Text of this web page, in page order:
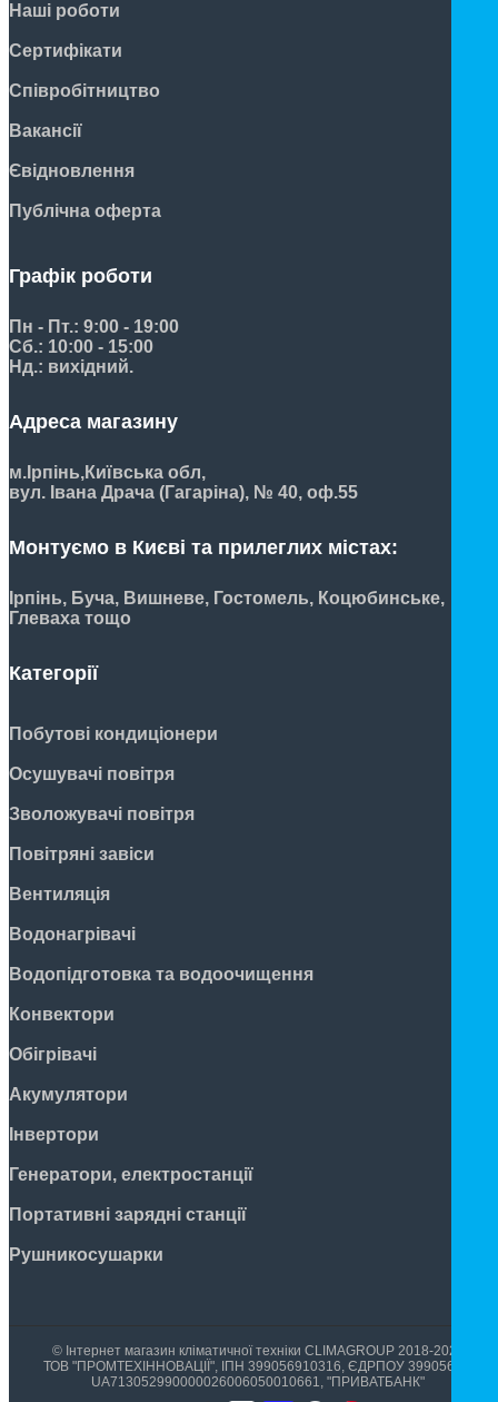
Наші роботи
Сертифікати
Співробітництво
Вакансії
Євідновлення
Публічна оферта
Графік роботи
Пн - Пт.: 9:00 - 19:00
Сб.: 10:00 - 15:00
Нд.: вихідний.
Адреса магазину
м.Ірпінь,Київська обл,
вул. Івана Драча (Гагаріна), № 40, оф.55
Монтуємо в Києві та прилеглих містах:
Ірпінь, Буча, Вишневе, Гостомель, Коцюбинське,
Глеваха тощо
Категорії
Побутові кондиціонери
Осушувачі повітря
Зволожувачі повітря
Повітряні завіси
Вентиляція
Водонагрівачі
Водопідготовка та водоочищення
Конвектори
Обігрівачі
Акумулятори
Інвертори
Генератори, електростанції
Портативні зарядні станції
Рушникосушарки
© Інтернет магазин кліматичної техніки CLIMAGROUP 2018-2026
ТОВ "ПРОМТЕХІННОВАЦІЇ", ІПН 399056910316, ЄДРПОУ 39905699,
UA713052990000026006050010661, "ПРИВАТБАНК"